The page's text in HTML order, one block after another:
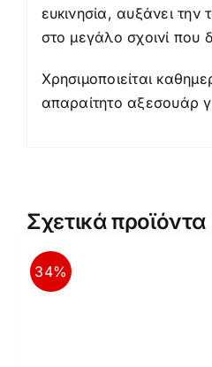
ευκινησία, αυξάνει
στο μεγάλο σχοινί που
Χρησιμοποιείται
απαραίτητο αξεσουάρ
Σχετικά προϊόντα
34%